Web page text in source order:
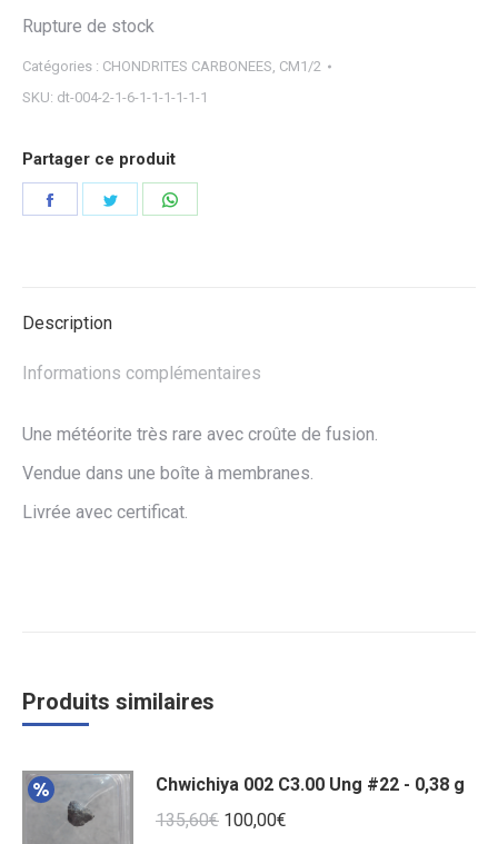
Rupture de stock
Catégories : CHONDRITES CARBONEES CM1/2
SKU: dt-004-2-1-6-1-1-1-1-1-1
Partager ce produit
Partager Partager
Description
Informations complémentaires
Une météorite très rare avec croûte de fusion.
Vendue dans une boîte à membranes.
Livrée avec certificat.
Produits similaires
Chwichiya 002 C3.00 Ung #22 - 0,38 g
135,60€ Le
100,00€